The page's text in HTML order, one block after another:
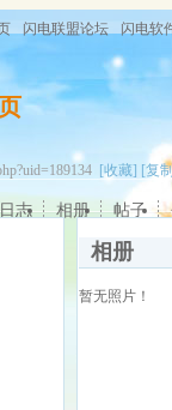
闪电联盟论坛 闪电软
[收藏] [复
日志 相册 帖子
相册
暂无照片！